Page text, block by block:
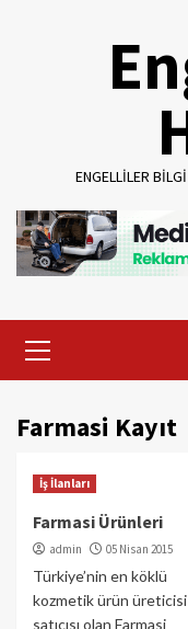
ENGELLILER
Menu
Farmasi Kayıt
İş İlanları
Farmasi Ürünleri
admin 05 Nisan 2015
Türkiye’nin en köklü
kozmetik ürün
satıcısı olan Farmasi